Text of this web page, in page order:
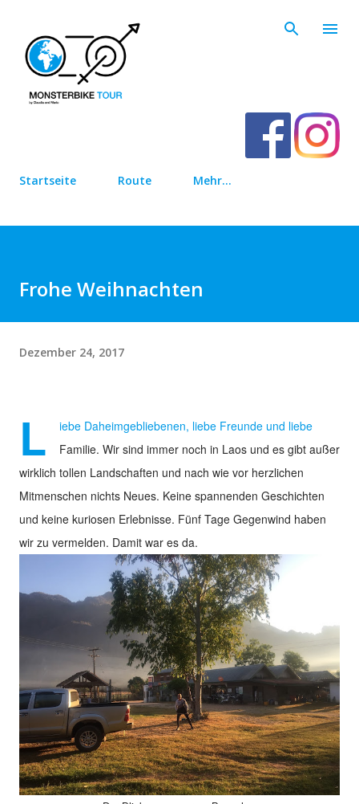
Direkt zum Hauptbereich
Startseite Route Mehr…
Frohe Weihnachten
Dezember 24, 2017
L
iebe Daheimgebliebenen, liebe Freunde und liebe
Familie. Wir sind immer noch in Laos und es gibt außer
wirklich tollen Landschaften und nach wie vor herzlichen
Mitmenschen nichts Neues. Keine spannenden Geschichten
und keine kuriosen Erlebnisse. Fünf Tage Gegenwind haben
wir zu vermelden. Damit war es da.